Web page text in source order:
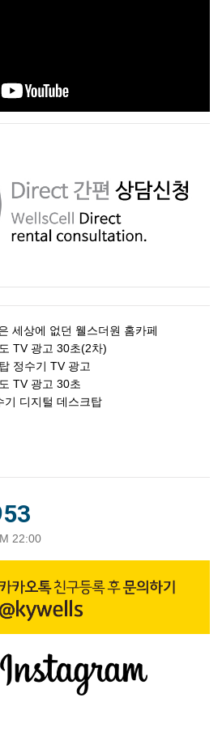
세상에 없던 웰스더원 홈카페
TV 광고 30초(2차)
정수기 TV 광고
TV 광고 30초
기 디지털 데스크탑
22:00